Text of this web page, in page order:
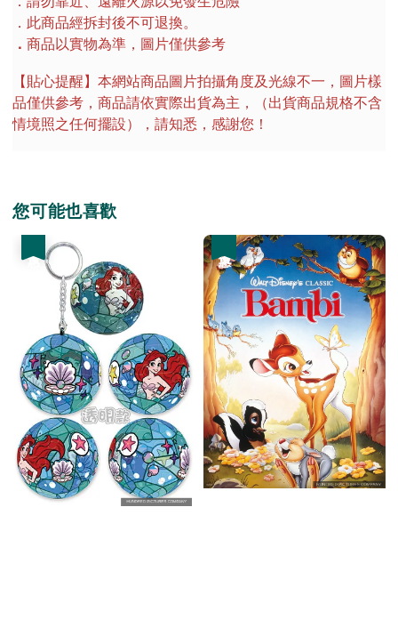
．此商品經拆封後不可退換。
．商品以實物為準，圖片僅供參考
【貼心提醒】本網站商品圖片拍攝角度及光線不一，圖片樣
品僅供參考，商品請依實際出貨為主，（出貨商品規格不含
情境照之任何擺設），請知悉，感謝您！
您可能也喜歡